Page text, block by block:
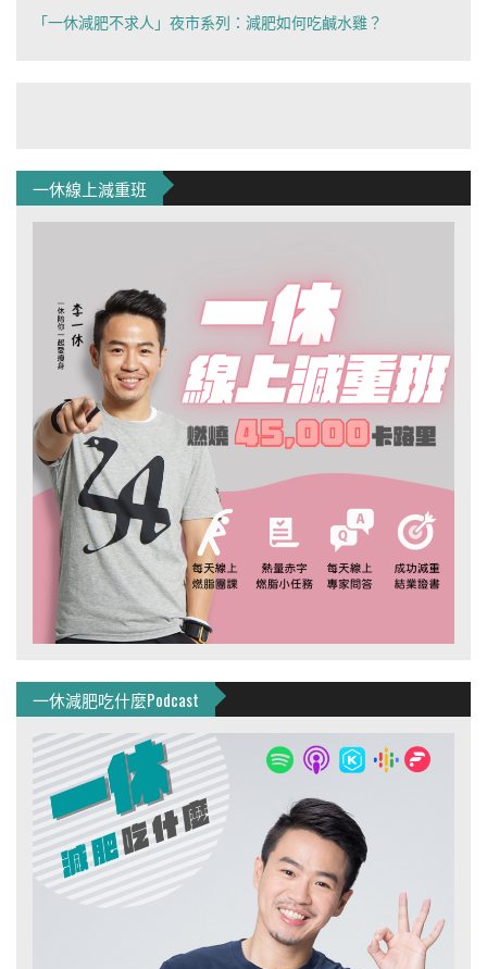
「一休減肥不求人」夜市系列：減肥如何吃鹹水雞？
一休線上減重班
一休減肥吃什麼Podcast